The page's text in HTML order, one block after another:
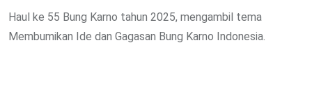
Haul ke 55 Bung Karno tahun 2025, mengambil tema
Membumikan Ide dan Gagasan Bung Karno Indonesia.